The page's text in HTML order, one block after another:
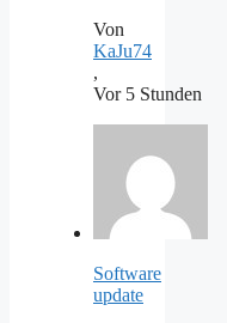
Von
KaJu74
,
Vor 5 Stunden
Software
update